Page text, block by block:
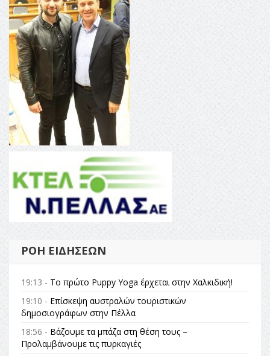
ΡΟΉ ΕΙΔΉΣΕΩΝ
19:13 - Το πρώτο Puppy Yoga έρχεται στην Χαλκιδική!
19:10 - Επίσκεψη αυστραλών τουριστικών
δημοσιογράφων στην Πέλλα
18:56 - Βάζουμε τα μπάζα στη θέση τους –
Προλαμβάνουμε τις πυρκαγιές